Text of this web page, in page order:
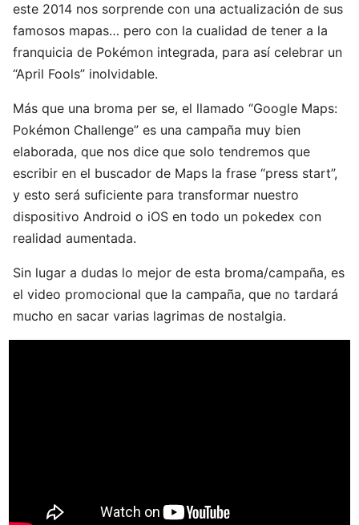
este 2014 nos sorprende con una actualización de sus
famosos mapas… pero con la cualidad de tener a la
franquicia de Pokémon integrada, para así celebrar un
“April Fools” inolvidable.
Más que una broma per se, el llamado “Google Maps:
Pokémon Challenge” es una campaña muy bien
elaborada, que nos dice que solo tendremos que
escribir en el buscador de Maps la frase “press start”,
y esto será suficiente para transformar nuestro
dispositivo Android o iOS en todo un pokedex con
realidad aumentada.
Sin lugar a dudas lo mejor de esta broma/campaña, es
el video promocional que la campaña, que no tardará
mucho en sacar varias lagrimas de nostalgia.